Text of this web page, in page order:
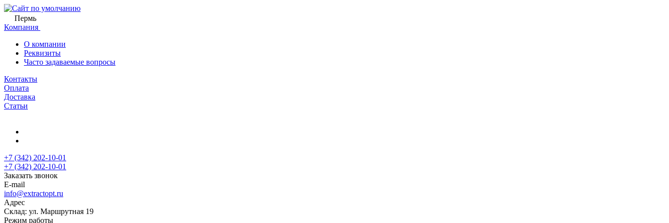
Пермь
Компания
О компании
Реквизиты
Часто задаваемые вопросы
Контакты
Оплата
Доставка
Статьи
+7 (342) 202-10-01
+7 (342) 202-10-01
Заказать звонок
E-mail
info@extractopt.ru
Адрес
Склад: ул. Маршрутная 19
Режим работы